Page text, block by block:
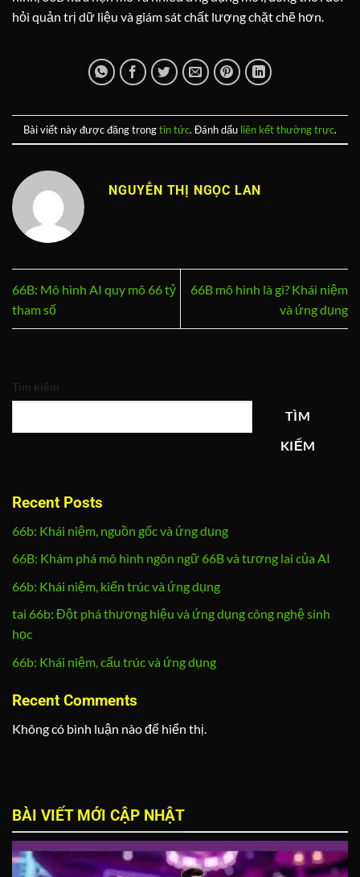
hỏi quản trị dữ liệu và giám sát chất lượng chặt chẽ hơn.
Bài viết này được đăng trongtin tức. Đánh dấu liên kết thường trực.
NGUYỄN THỊ NGỌC LAN
66B: Mô hình AI quy mô 66 tỷ
tham số
66B mô hình là gì? Khái niệm
và ứng dụng
Tìm kiếm
TÌM
KIẾM
Recent Posts
66b: Khái niệm, nguồn gốc và ứng dụng
66B: Khám phá mô hình ngôn ngữ 66B và tương lai của AI
66b: Khái niệm, kiến trúc và ứng dụng
tai 66b: Đột phá thương hiệu và ứng dụng công nghệ sinh
học
66b: Khái niệm, cấu trúc và ứng dụng
Recent Comments
Không có bình luận nào để hiển thị.
BÀI VIẾT MỚI CẬP NHẬT